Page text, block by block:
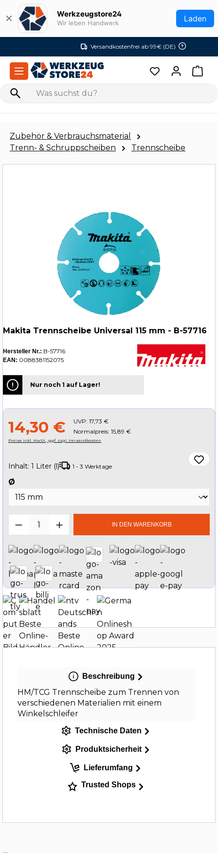
Zum Hauptinhalt springen
✕ Werkzeugstore24
Wir leben Handwerk Laden
Versandkostenfrei ab 99€ (DE)
Zubehör & Verbrauchsmaterial
Trenn- & Schruppscheiben
Trennscheibe
Makita Trennscheibe Universal 115 mm - B-57716
Hersteller Nr.: B-57716
EAN: 0088381152075
Nur noch 1 auf Lager!
14,30 € UVP: 17,73 €
Normalpreis: 15,89 €
Preise inkl. MwSt., ggf. zzgl. Versandkosten
Inhalt: 1 Liter (l) 1 - 3 Werktage
Ø
Produkt Anzahl: Gib denIN DEN WARENKORB
Beschreibung
HM/TCG Trennscheibe zum Trennen von
verschiedenen Materialien mit einem
Winkelschleifer
Technische Daten
Produktsicherheit
Lieferumfang
Trusted Shops